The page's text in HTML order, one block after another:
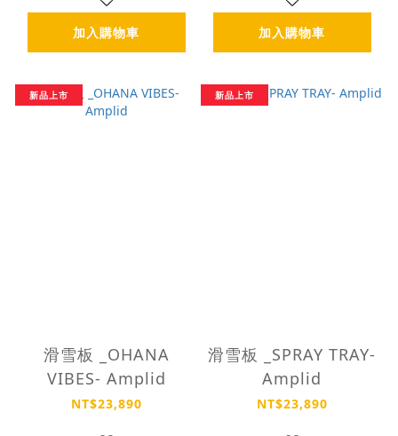
加入購物車 加入購物車
新品上市
滑雪板 _OHANA
VIBES- Amplid
NT$23,890
新品上市
滑雪板 _SPRAY TRAY-
Amplid
NT$23,890